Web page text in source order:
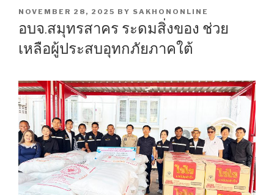
POSTED
NOVEMBER 28, 2025 BY SAKHONONLINE
อบจ.สมุทรสาคร ระดมสิ่งของ ช่วย
เหลือผู้ประสบอุทกภัยภาคใต้